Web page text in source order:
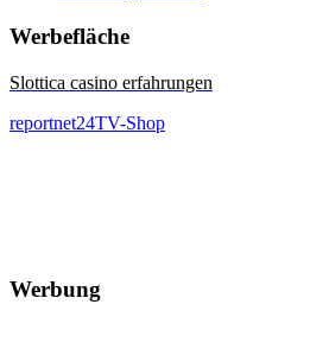
Werbefläche
Slottica casino erfahrungen
reportnet24TV-Shop
Werbung